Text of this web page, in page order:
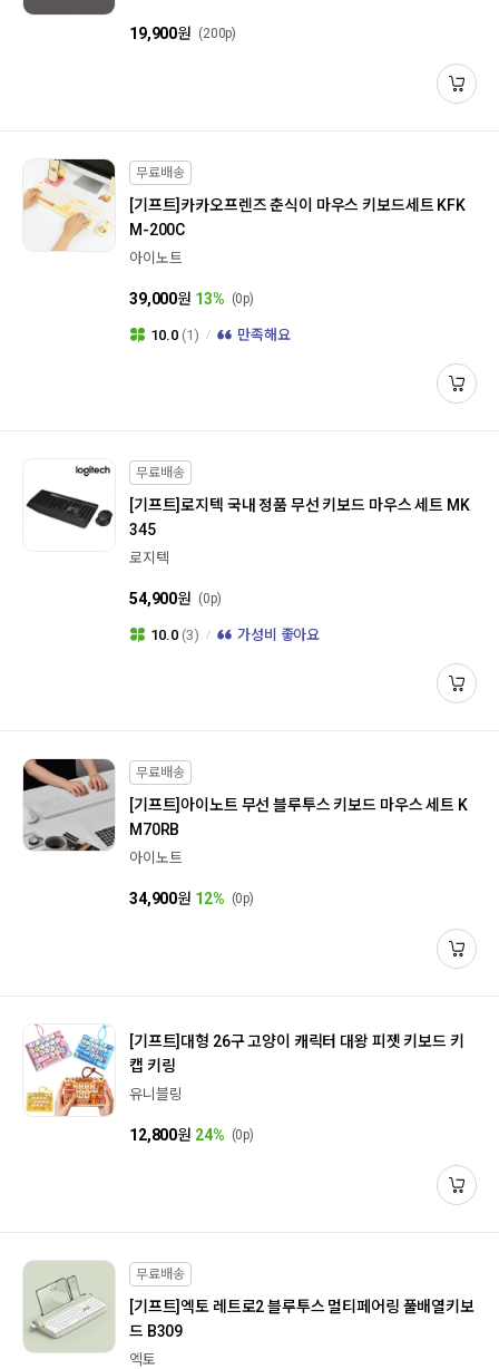
19,900원 (200p)
무료배송
[기프트] 카카오프렌즈 춘식이 마우스 키보드세트 KFK
M-200C
아이노트
39,000원 13% (0p)
10.0 (1) 만족해요
무료배송
[기프트]로지텍 국내 정품 무선 키보드 마우스 세트 MK
345
로지텍
54,900원 (0p)
10.0 (3) 가성비 좋아요
무료배송
[기프트]아이노트 무선 블루투스 키보드 마우스 세트 K
M70RB
아이노트
34,900원 12% (0p)
[기프트] 대형 26구 고양이 캐릭터 대왕 피젯 키보드 키
캡 키링
유니블링
12,800원 24% (0p)
무료배송
[기프트]엑토 레트로2 블루투스 멀티페어링 풀배열키보
드 B309
엑토